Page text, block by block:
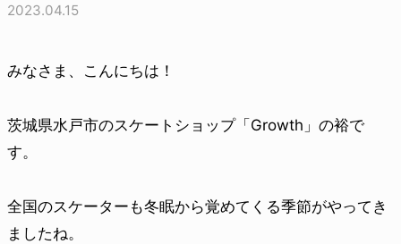
2023.04.15
みなさま、こんにちは！
茨城県水戸市のスケートショップ「Growth」の裕で
す。
全国のスケーターも冬眠から覚めてくる季節がやってき
ましたね。